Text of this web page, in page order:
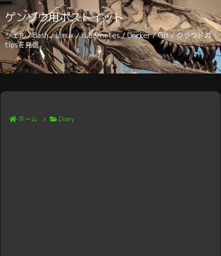
ゲンゾウ用ポストイット
シェル / Bash / Linux / Kubernetes / Docker / Git / クラウドの
tipsを発信。
ホーム > Diary